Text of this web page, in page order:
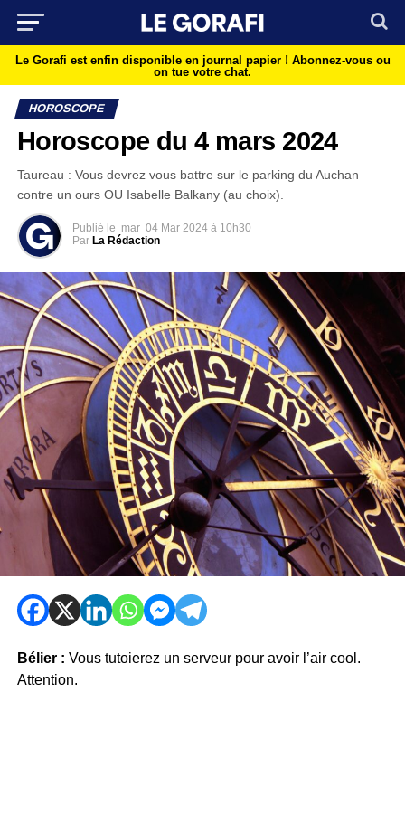
Le Gorafi est enfin disponible en journal papier ! Abonnez-vous ou
on tue votre chat.
HOROSCOPE
Horoscope du 4 mars 2024
Taureau : Vous devrez vous battre sur le parking du Auchan
contre un ours OU Isabelle Balkany (au choix).
Publié le mar 04 Mar 2024 à 10h30
Par La Rédaction
Bélier : Vous tutoierez un serveur pour avoir l’air cool.
Attention.